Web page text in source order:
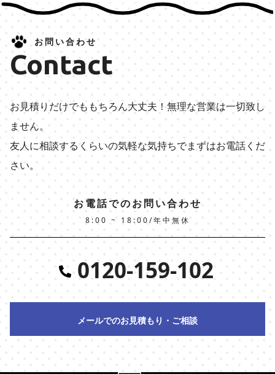
お問い合わせ
Contact
お見積りだけでももちろん大丈夫！無理な営業は一切致し
ません。
友人に相談するくらいの気軽な気持ちでまずはお電話くだ
さい。
お電話でのお問い合わせ
8:00 ~ 18:00/年中無休
0120-159-102
メールでのお見積もり・ご相談